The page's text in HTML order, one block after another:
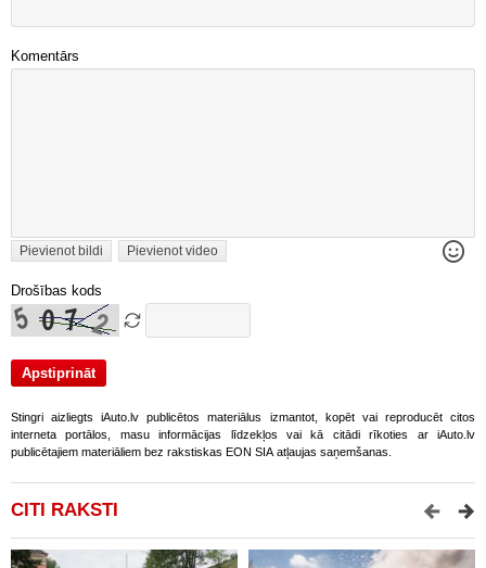
Komentārs
Pievienot bildi Pievienot video
Drošības kods
Stingri aizliegts iAuto.lv publicētos materiālus izmantot, kopēt vai reproducēt citos
interneta portālos, masu informācijas līdzekļos vai kā citādi rīkoties ar iAuto.lv
publicētajiem materiāliem bez rakstiskas EON SIA atļaujas saņemšanas.
CITI RAKSTI